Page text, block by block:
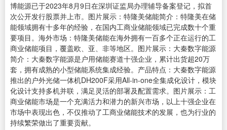
博能源已于2023年8月9日在深圳证监局办理辅导备案登记，拟首
次公开发行股票并上市。图片展示：特隆美储能简介：特隆美在储
能领域拥有十多年的经验，在国内工商业储能领域已完成数十个重
要项目。海外市场：特隆美储能在海外拥有一百多个正在运行的工
商业储能项目，覆盖欧、亚、非等地区。图片展示：大秦数字能源
简介：大秦数字能源是户用储能赛道十强企业，累计出货超20万
套，拥有成熟的小型储能系统集成经验。产品特点：大秦数字能源
推出的户外光储一体机DH200F采用All-in-one全集成化设计，模块
化设计支持多机并联，满足灵活的部署及配置需求。图片展示：工
商业储能市场是一个充满活力和潜力的新兴市场，以上十强企业在
市场中表现出色，不仅推动了工商业储能技术的发展，也为行业的
持续繁荣做出了重要贡献。